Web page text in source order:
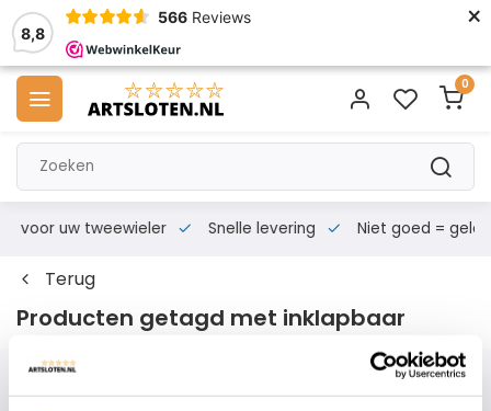
8,8
566 Reviews ×
0
voor uw tweewieler Snelle levering Niet goed = geld
Terug
Producten getagd met inklapbaar
Filters